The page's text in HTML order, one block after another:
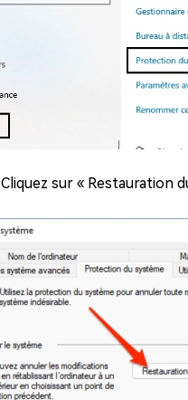
Cliquez sur « Restauration